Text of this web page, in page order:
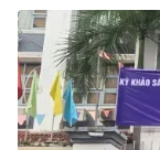
VTV Money
VTV Sức khoẻ